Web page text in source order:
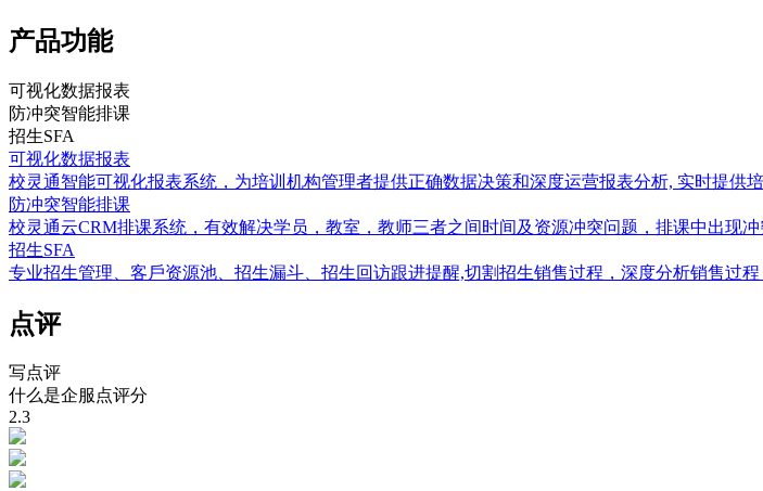
产品功能
可视化数据报表
防冲突智能排课
招生SFA
可视化数据报表
校灵通智能可视化报表系统，为培训机构管理者提供正确数据决策和深度运营报表分析, 实时提供
防冲突智能排课
校灵通云CRM排课系统，有效解决学员，教室，教师三者之间时间及资源冲突问题，排课中出现
招生SFA
专业招生管理、客戶资源池、招生漏斗、招生回访跟进提醒,切割招生销售过程，深度分析销售过程
点评
写点评
什么是企服点评分
2.3